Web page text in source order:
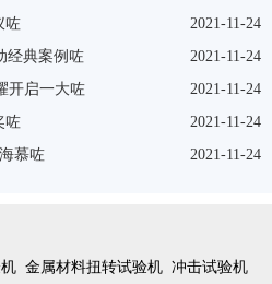
2021-11-24
咗
2021-11-24
经典案例咗
2021-11-24
开启一大咗
2021-11-24
咗
2021-11-24
慕咗
金属材料扭转试验机 冲击试验机